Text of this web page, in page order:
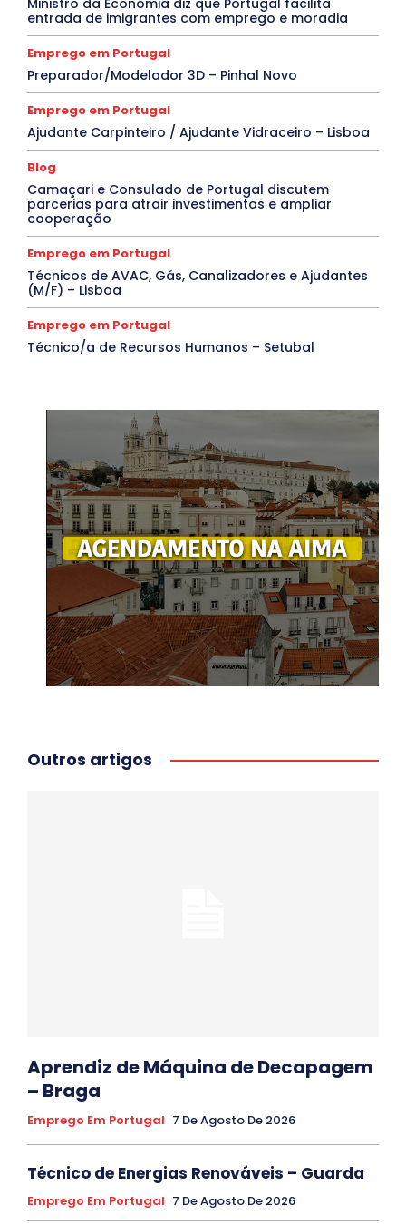
entrada de imigrantes com emprego e moradia
Emprego em Portugal
Preparador/Modelador 3D – Pinhal Novo
Emprego em Portugal
Ajudante Carpinteiro / Ajudante Vidraceiro – Lisboa
Blog
Camaçari e Consulado de Portugal discutem
parcerias para atrair investimentos e ampliar
cooperação
Emprego em Portugal
Técnicos de AVAC, Gás, Canalizadores e Ajudantes
(M/F) – Lisboa
Emprego em Portugal
Técnico/a de Recursos Humanos – Setubal
Outros artigos
Aprendiz de Máquina de Decapagem
– Braga
Emprego Em Portugal 7 De Agosto De 2026
Técnico de Energias Renováveis – Guarda
Emprego Em Portugal 7 De Agosto De 2026